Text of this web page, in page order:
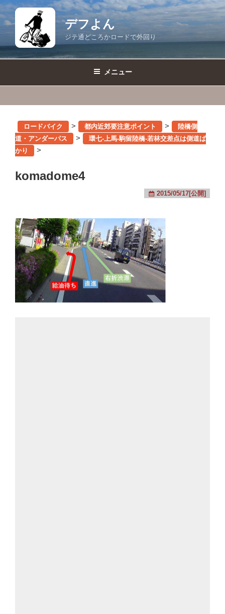
コ
ン
デフよん
ジテ通どころかロードで外回り
メニュー
ロードバイク > 都内近郊要注意ポイント >
陸橋側
道・アンダーパス
>
環七-上馬-駒留陸橋-若林交差点は側道ば
かり
>
komadome4
2015/05/17[公開]